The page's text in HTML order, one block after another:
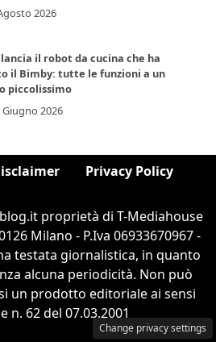
2026
il robot da cucina che ha
il Bimby: tutte le funzioni a un
piccolissimo
Giugno 2026
Privacy Policy
proprietà di T-Mediahouse
Milano - P.Iva 06933670967 -
testata giornalistica, in quanto
alcuna periodicità. Non può
un prodotto editoriale ai sensi
n. 62 del 07.03.2001
Change privacy settings